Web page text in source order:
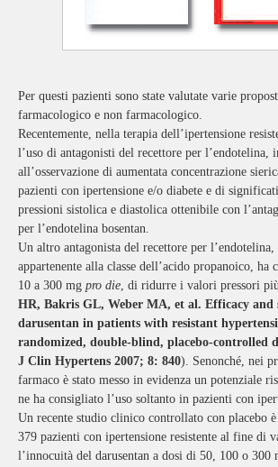
Per questi pazienti sono state valutate varie
farmacologico e non farmacologico.
Recentemente, nella terapia dell’ipertensione
l’uso di antagonisti del recettore per l’endotelina,
all’osservazione di aumentata concentrazione
pazienti con ipertensione e/o diabete e di
pressioni sistolica e diastolica ottenibile con
per l’endotelina bosentan.
Un altro antagonista del recettore per l’endotelina,
appartenente alla classe dell’acido propanoico, ha
10 a 300 mg pro die, di ridurre i valori pressori
HR, Bakris GL, Weber MA, et al. Efficacy and
darusentan in patients with resistant
randomized, double-blind, placebo-controlled
J Clin Hypertens 2007; 8: 840). Senonché, nei
farmaco è stato messo in evidenza un potenziale
ne ha consigliato l’uso soltanto in pazienti con
Un recente studio clinico controllato con placebo
379 pazienti con ipertensione resistente al fine di
l’innocuità del darusentan a dosi di 50, 100 o 300